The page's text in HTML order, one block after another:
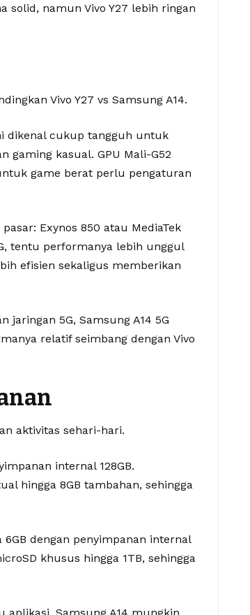
solid, namun Vivo Y27 lebih ringan
Vivo Y27 vs Samsung A14.
dikenal cukup tangguh untuk
gaming kasual. GPU Mali-G52
game berat perlu pengaturan
Exynos 850 atau MediaTek
tentu performanya lebih unggul
efisien sekaligus memberikan
jaringan 5G, Samsung A14 5G
relatif seimbang dengan Vivo
aktivitas sehari-hari.
internal 128GB.
hingga 8GB tambahan, sehingga
dengan penyimpanan internal
khusus hingga 1TB, sehingga
aplikasi, Samsung A14 mungkin